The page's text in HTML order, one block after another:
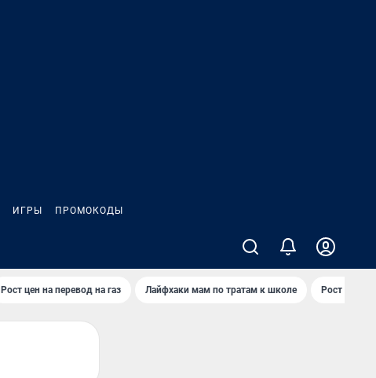
ИГРЫ ПРОМОКОДЫ
Рост цен на перевод на газ Лайфхаки мам по тратам к школе Рост цен на